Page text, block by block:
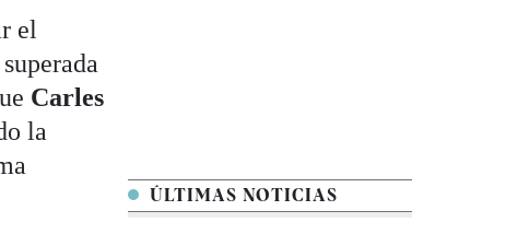
el
Carles
la
ÚLTIMAS NOTICIAS